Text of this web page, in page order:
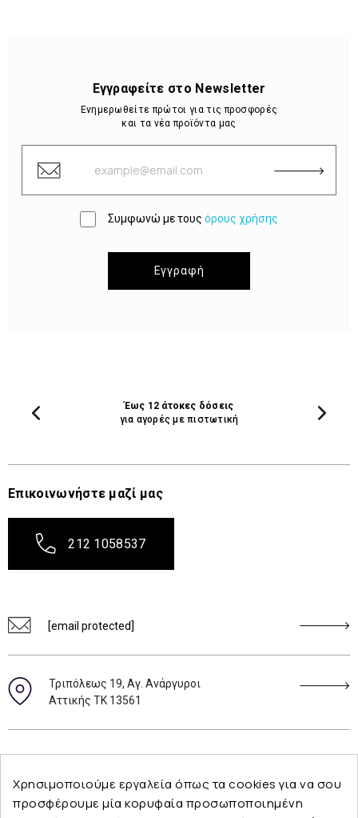
Εγγραφείτε στο Newsletter
Ενημερωθείτε πρώτοι για τις προσφορές
και τα νέα προϊόντα μας
Συμφωνώ με τους όρους χρήσης
Εγγραφή
Έως 12 άτοκες δόσεις
για αγορές με πιστωτική
Επικοινωνήστε μαζί μας
212 1058537
[email protected]
Τριπόλεως 19, Αγ. Ανάργυροι
Αττικής ΤΚ 13561
Χρησιμοποιούμε εργαλεία όπως τα cookies για να σου
προσφέρουμε μία κορυφαία προσωποποιημένη